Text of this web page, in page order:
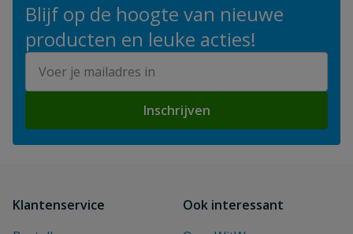
Blijf op de hoogte van nieuwe
producten en leuke acties!
Inschrijven
Klantenservice
Ook interessant